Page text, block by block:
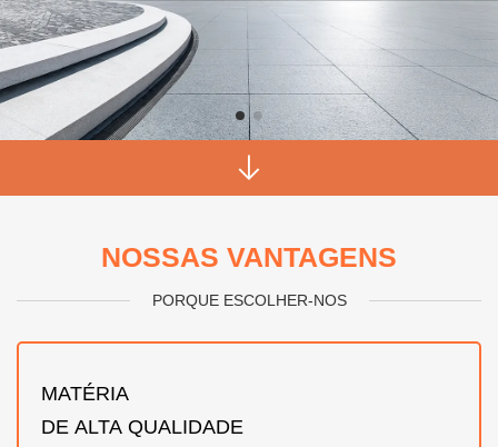
NOSSAS VANTAGENS
PORQUE ESCOLHER-NOS
MATÉRIA
DE ALTA QUALIDADE